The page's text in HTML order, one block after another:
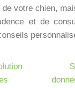
de votre chien,
et de